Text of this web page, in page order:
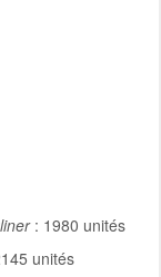
: 1980 unités
unités